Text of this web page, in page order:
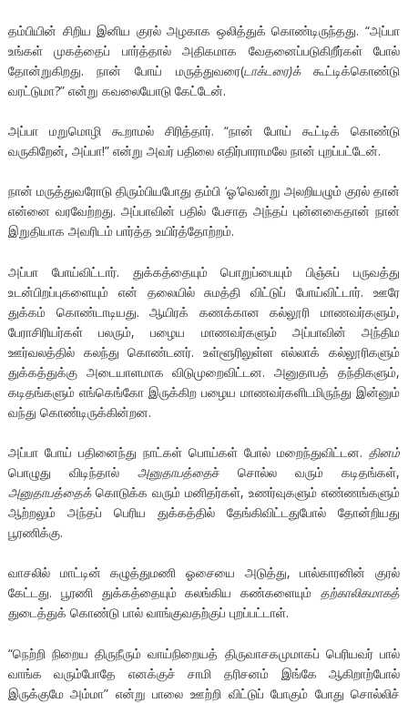
தம்பியின் சிறிய இனிய குரல் அழகாக ஒலித்துக் கொண்டிருந்தது. “அப்பா
உங்கள் முகத்தைப் பார்த்தால் அதிகமாக வேதனைப்படுகிறீர்கள் போல்
தோன்றுகிறது. நான் போய் மருத்துவரை(டாக்டரை)க்கூட்டிக்கொண்டு
வரட்டுமா?” என்று கவலையோடு கேட்டேன்.
அப்பா மறுமொழி கூறாமல் சிரித்தார். “நான் போய் கூட்டிக் கொண்டு
வருகிறேன், அப்பா!” என்று அவர் பதிலை எதிர்பாராமலே நான் புறப்பட்டேன்.
நான் மருத்துவரோடு திரும்பியபோது தம்பி ‘ஓ’வென்று அலறியழும் குரல் தான்
என்னை வரவேற்றது. அப்பாவின் பதில் பேசாத அந்தப் புன்னகைதான் நான்
இறுதியாக அவரிடம் பார்த்த உயிர்த்தோற்றம்.
அப்பா போய்விட்டார். துக்கத்தையும் பொறுப்பையும் பிஞ்சுப் பருவத்து
உடன்பிறப்புகளையும் என் தலையில் சுமத்தி விட்டுப் போய்விட்டார். ஊரே
துக்கம் கொண்டாடியது. ஆயிரக் கணக்கான கல்லூரி மாணவர்களும்,
பேராசிரியர்கள் பலரும், பழைய மாணவர்களும் அப்பாவின் அந்திம
ஊர்வலத்தில் கலந்து கொண்டனர். உள்ளூரிலுள்ள எல்லாக் கல்லூரிகளும்
துக்கத்துக்கு அடையாளமாக விடுமுறைவிட்டன. அனுதாபத் தந்திகளும்,
கடிதங்களும் எங்கெங்கோ இருக்கிற பழைய மாணவர்களிடமிருந்து இன்னும்
வந்து கொண்டிருக்கின்றன.
அப்பா போய் பதினைந்து நாட்கள் பொய்கள் போல் மறைந்துவிட்டன.தினம்
பொழுது விடிந்தால் அனுதாபத்தைச் சொல்ல வரும் கடிதங்கள்,
அனுதாபத்தைக்கொடுக்க வரும் மனிதர்கள், உணர்வுகளும் எண்ணங்களும்
ஆற்றலும் அந்தப் பெரிய துக்கத்தில் தேங்கிவிட்டதுபோல் தோன்றியது
பூரணிக்கு.
வாசலில் மாட்டின் கழுத்துமணி ஓசையை அடுத்து, பால்காரனின் குரல்
கேட்டது. பூரணி துக்கத்தையும் கலங்கிய கண்களையும்தற்காலிகமாகத்
துடைத்துக் கொண்டு பால் வாங்குவதற்குப் புறப்பட்டாள்.
“நெற்றி நிறைய திருநீரும் வாய்நிறையத் திருவாசகமுமாகப் பெரியவர் பால்
வாங்க வரும்போதே எனக்குச் சாமி தரிசனம் இங்கே ஆகிறாற்போல்
இருக்குமே அம்மா” என்று பாலை ஊற்றி விட்டுப் போகும் போது சொல்லிச்